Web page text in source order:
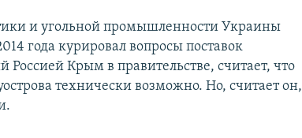
и угольной промышленности Украины
года курировал вопросы поставок
Крым в правительстве, считает, что
технически возможно. Но, считает он,